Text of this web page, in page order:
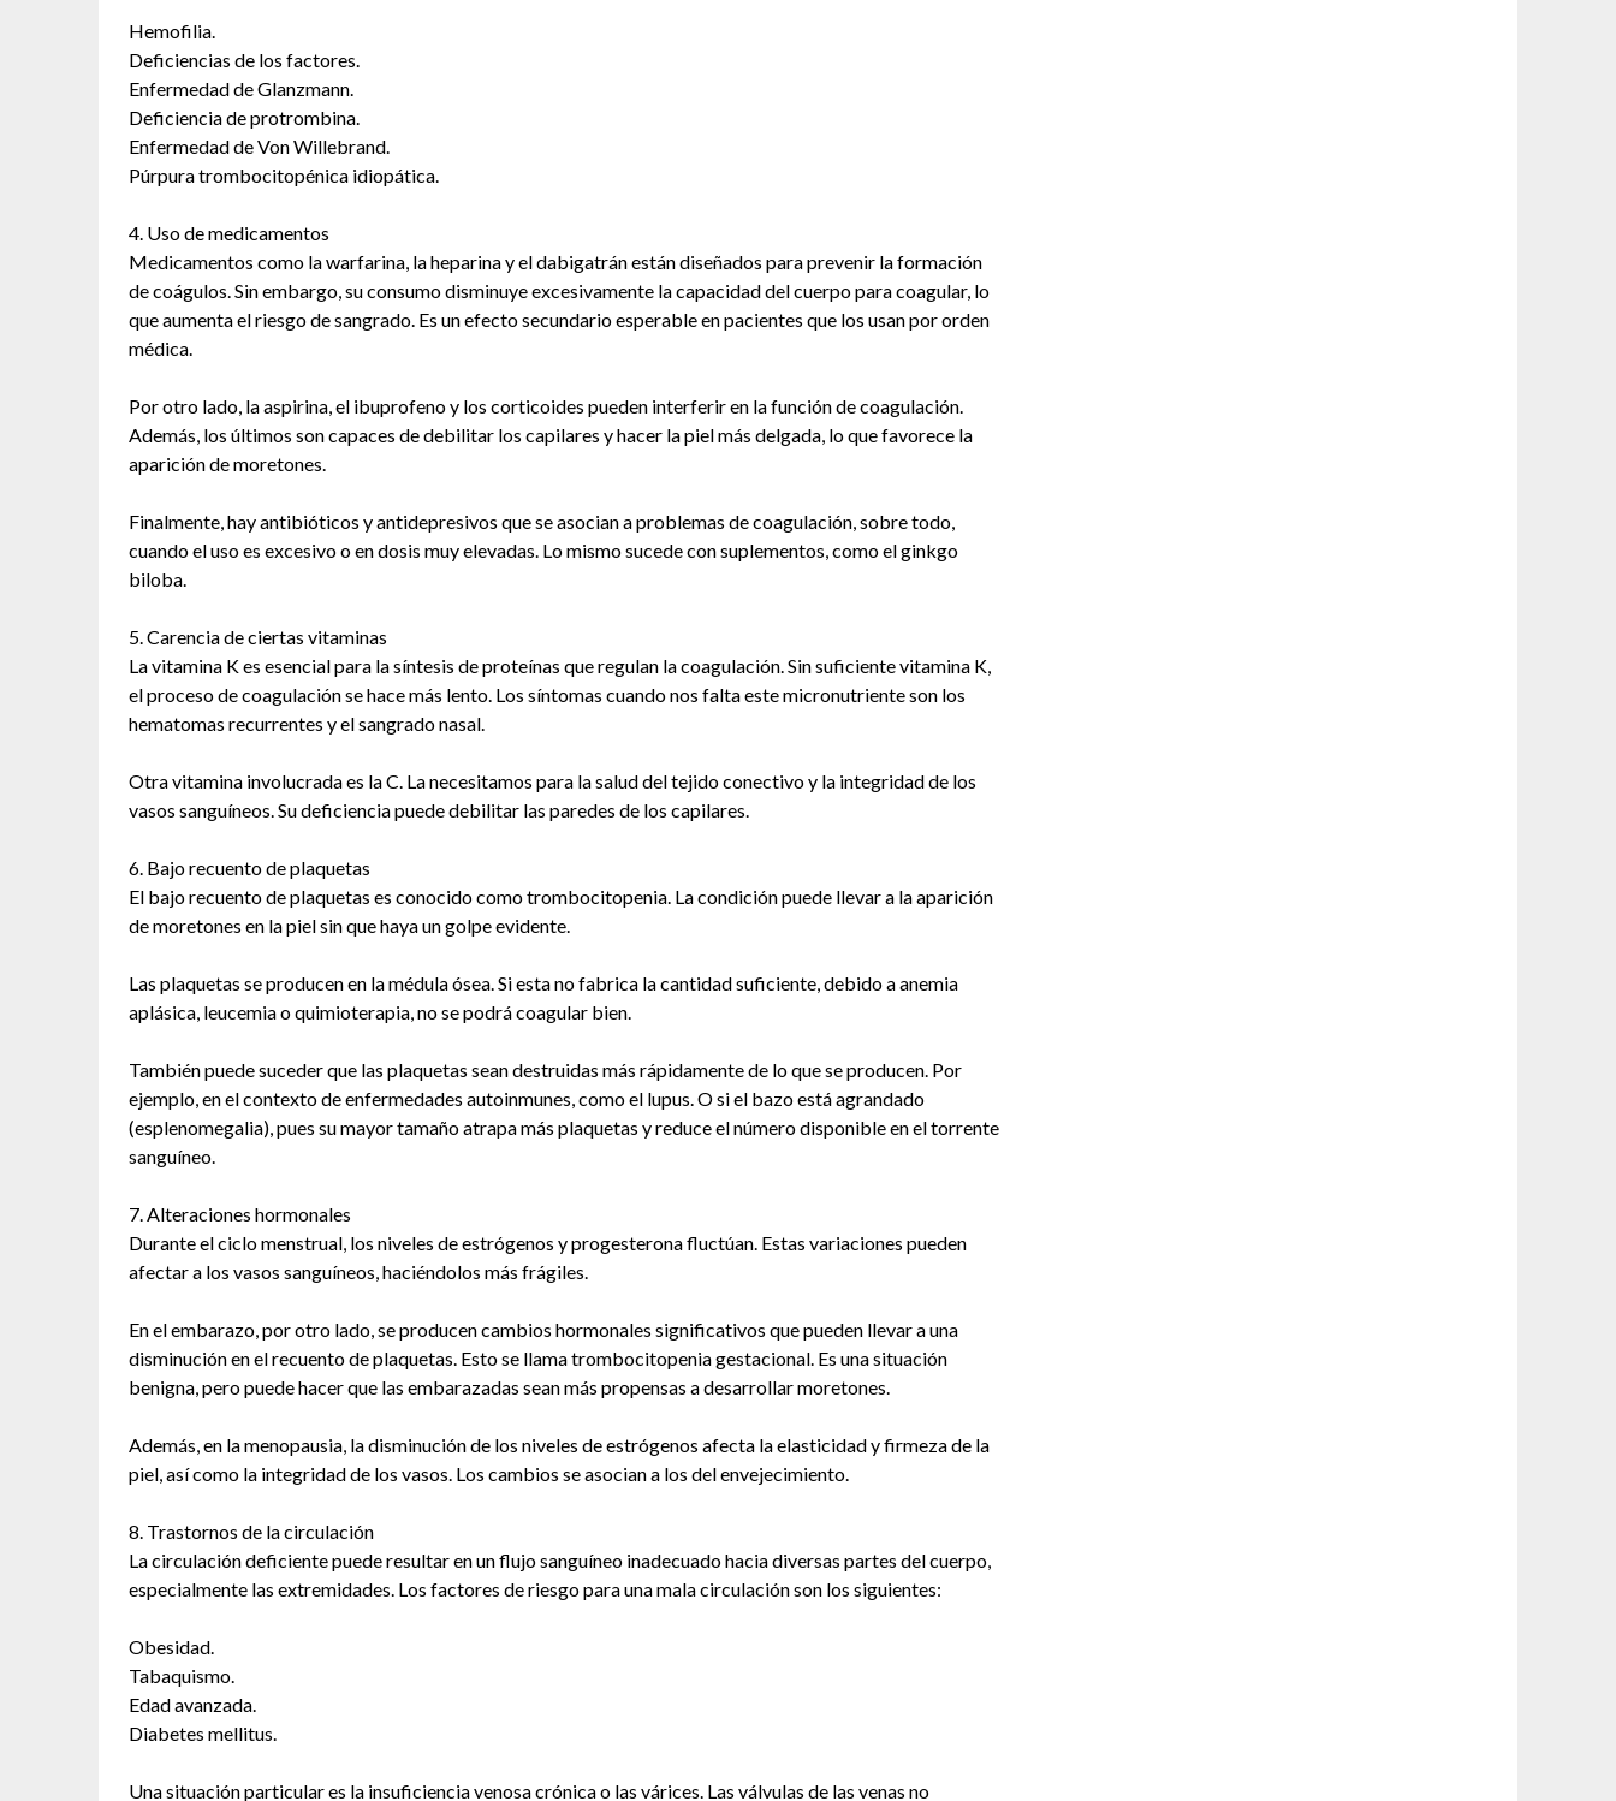
Hemofilia.
Deficiencias de los factores.
Enfermedad de Glanzmann.
Deficiencia de protrombina.
Enfermedad de Von Willebrand.
Púrpura trombocitopénica idiopática.
4. Uso de medicamentos
Medicamentos como la warfarina, la heparina y el dabigatrán están diseñados para prevenir la formación
de coágulos. Sin embargo, su consumo disminuye excesivamente la capacidad del cuerpo para coagular, lo
que aumenta el riesgo de sangrado. Es un efecto secundario esperable en pacientes que los usan por orden
médica.
Por otro lado, la aspirina, el ibuprofeno y los corticoides pueden interferir en la función de coagulación.
Además, los últimos son capaces de debilitar los capilares y hacer la piel más delgada, lo que favorece la
aparición de moretones.
Finalmente, hay antibióticos y antidepresivos que se asocian a problemas de coagulación, sobre todo,
cuando el uso es excesivo o en dosis muy elevadas. Lo mismo sucede con suplementos, como el ginkgo
biloba.
5. Carencia de ciertas vitaminas
La vitamina K es esencial para la síntesis de proteínas que regulan la coagulación. Sin suficiente vitamina K,
el proceso de coagulación se hace más lento. Los síntomas cuando nos falta este micronutriente son los
hematomas recurrentes y el sangrado nasal.
Otra vitamina involucrada es la C. La necesitamos para la salud del tejido conectivo y la integridad de los
vasos sanguíneos. Su deficiencia puede debilitar las paredes de los capilares.
6. Bajo recuento de plaquetas
El bajo recuento de plaquetas es conocido como trombocitopenia. La condición puede llevar a la aparición
de moretones en la piel sin que haya un golpe evidente.
Las plaquetas se producen en la médula ósea. Si esta no fabrica la cantidad suficiente, debido a anemia
aplásica, leucemia o quimioterapia, no se podrá coagular bien.
También puede suceder que las plaquetas sean destruidas más rápidamente de lo que se producen. Por
ejemplo, en el contexto de enfermedades autoinmunes, como el lupus. O si el bazo está agrandado
(esplenomegalia), pues su mayor tamaño atrapa más plaquetas y reduce el número disponible en el torrente
sanguíneo.
7. Alteraciones hormonales
Durante el ciclo menstrual, los niveles de estrógenos y progesterona fluctúan. Estas variaciones pueden
afectar a los vasos sanguíneos, haciéndolos más frágiles.
En el embarazo, por otro lado, se producen cambios hormonales significativos que pueden llevar a una
disminución en el recuento de plaquetas. Esto se llama trombocitopenia gestacional. Es una situación
benigna, pero puede hacer que las embarazadas sean más propensas a desarrollar moretones.
Además, en la menopausia, la disminución de los niveles de estrógenos afecta la elasticidad y firmeza de la
piel, así como la integridad de los vasos. Los cambios se asocian a los del envejecimiento.
8. Trastornos de la circulación
La circulación deficiente puede resultar en un flujo sanguíneo inadecuado hacia diversas partes del cuerpo,
especialmente las extremidades. Los factores de riesgo para una mala circulación son los siguientes:
Obesidad.
Tabaquismo.
Edad avanzada.
Diabetes mellitus.
Una situación particular es la insuficiencia venosa crónica o las várices. Las válvulas de las venas no